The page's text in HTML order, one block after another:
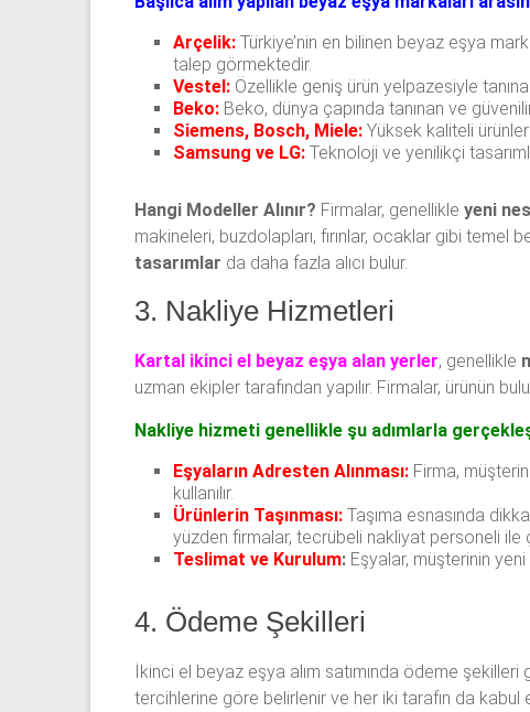
Arçelik: Türkiye’nin en bilinen beyaz eşya
talep görmektedir.
Vestel: Özellikle geniş ürün yelpazesiyle
Beko: Beko, dünya çapında tanınan ve
Siemens, Bosch, Miele: Yüksek kaliteli
Samsung ve LG: Teknoloji ve yenilikçi
Hangi Modeller Alınır? Firmalar, genellikle yeni
makineleri, buzdolapları, fırınlar, ocaklar gibi temel
tasarımlar da daha fazla alıcı bulur.
3. Nakliye Hizmetleri
Kartal ikinci el beyaz eşya alan yerler, genellikle
uzman ekipler tarafından yapılır. Firmalar, ürünün
Nakliye hizmeti genellikle şu adımlarla
Eşyaların Adresten Alınması: Firma,
kullanılır.
Ürünlerin Taşınması: Taşıma esnasında
yüzden firmalar, tecrübeli nakliyat personeli ile
Teslimat ve Kurulum: Eşyalar, müşterinin
4. Ödeme Şekilleri
İkinci el beyaz eşya alım satımında ödeme şekilleri
tercihlerine göre belirlenir ve her iki tarafın da